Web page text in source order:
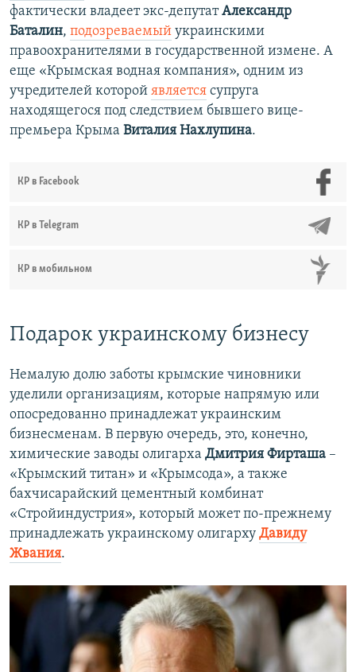
фактически владеет экс-депутатАлександр
Баталин, подозреваемый украинскими
правоохранителями в государственной измене. А
еще «Крымская водная компания», одним из
учредителей которой является супруга
находящегося под следствием бывшего вице-
премьера Крыма Виталия Нахлупина.
КР в Facebook
КР в Telegram
КР в мобильном
Подарок украинскому бизнесу
Немалую долю заботы крымские чиновники
уделили организациям, которые напрямую или
опосредованно принадлежат украинским
бизнесменам. В первую очередь, это, конечно,
химические заводы олигарха Дмитрия Фирташа –
«Крымский титан» и «Крымсода», а также
бахчисарайский цементный комбинат
«Стройиндустрия», который может по-прежнему
принадлежать украинскому олигарху Давиду
Жвания.